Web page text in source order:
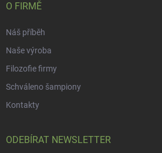
O FIRMĚ
Náš příběh
Naše výroba
Filozofie firmy
Schváleno šampiony
Kontakty
ODEBÍRAT NEWSLETTER